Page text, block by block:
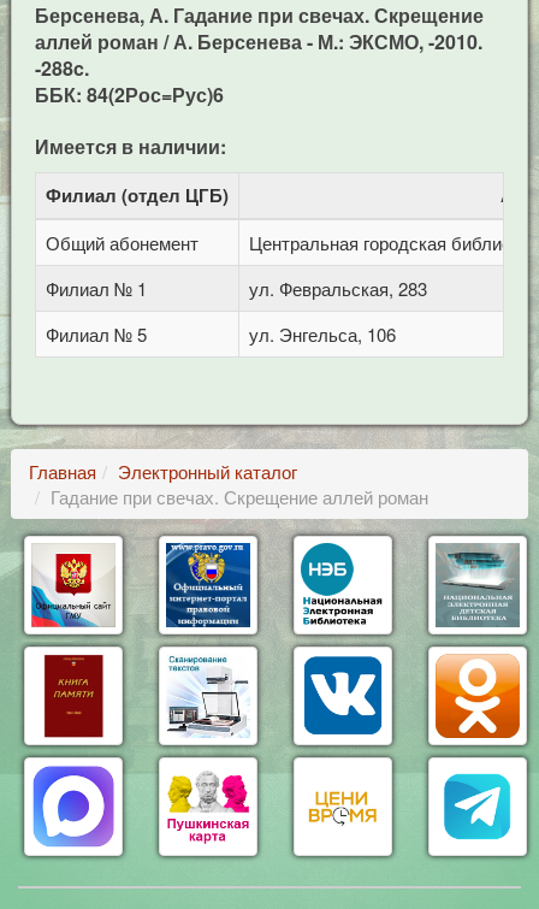
Берсенева, А. Гадание при свечах. Скрещение
аллей роман / А. Берсенева - М.: ЭКСМО, -2010.
-288c.
ББК: 84(2Рос=Рус)6
Имеется в наличии:
Филиал (отдел ЦГБ)
Общий абонемент
Центральная городская
Филиал № 1
ул. Февральская, 283
Филиал № 5
ул. Энгельса, 106
Главная
Электронный каталог
Гадание при свечах. Скрещение аллей роман